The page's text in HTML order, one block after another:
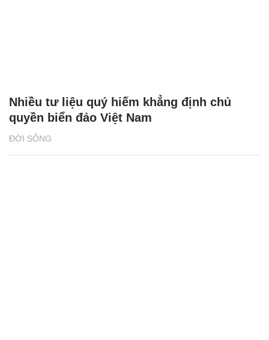
ĐỜI SỐNG
Nhiều tư liệu quý hiếm khẳng định chủ
quyền biển đảo Việt Nam